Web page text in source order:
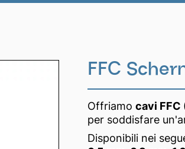
FFC
Offriamo cavi FFC
per soddisfare
Disponibili nei